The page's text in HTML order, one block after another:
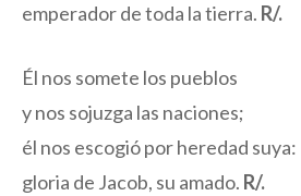
emperador de toda la tierra. R/.
Él nos somete los pueblos
y nos sojuzga las naciones;
él nos escogió por heredad suya:
gloria de Jacob, su amado. R/.